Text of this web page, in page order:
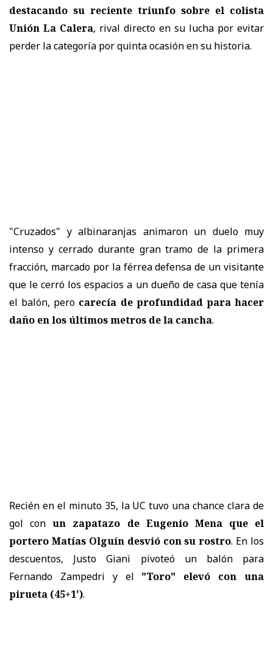
destacando su reciente triunfo sobre el colista
Unión La Calera, rival directo en su lucha por evitar
perder la categoría por quinta ocasión en su historia.
"Cruzados" y albinaranjas animaron un duelo muy
intenso y cerrado durante gran tramo de la primera
fracción, marcado por la férrea defensa de un visitante
que le cerró los espacios a un dueño de casa que tenía
el balón, pero carecía de profundidad para hacer
daño en los últimos metros de la cancha.
Recién en el minuto 35, la UC tuvo una chance clara de
gol conun zapatazo de Eugenio Mena que el
portero Matías Olguín desvió con su rostro. En los
descuentos, Justo Giani pivoteó un balón para
Fernando Zampedri y el "Toro" elevó con una
pirueta (45+1').